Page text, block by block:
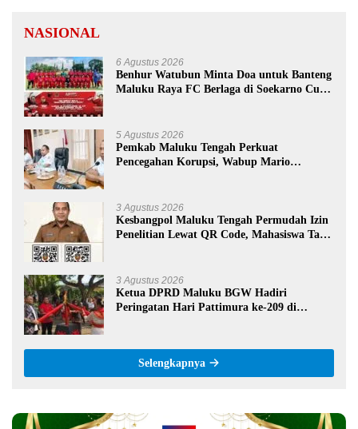
NASIONAL
6 Agustus 2026
Benhur Watubun Minta Doa untuk Banteng
Maluku Raya FC Berlaga di Soekarno Cup
5 Agustus 2026
Pemkab Maluku Tengah Perkuat
Pencegahan Korupsi, Wabup Mario
3 Agustus 2026
Kesbangpol Maluku Tengah Permudah Izin
Penelitian Lewat QR Code, Mahasiswa Tak
3 Agustus 2026
Ketua DPRD Maluku BGW Hadiri
Peringatan Hari Pattimura ke-209 di
Selengkapnya